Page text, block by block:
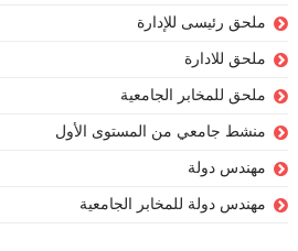
ملحق رئيسى للإدارة
ملحق للادارة
ملحق للمخابر الجامعية
منشط جامعي من المستوى الأول
مهندس دولة
مهندس دولة للمخابر الجامعية